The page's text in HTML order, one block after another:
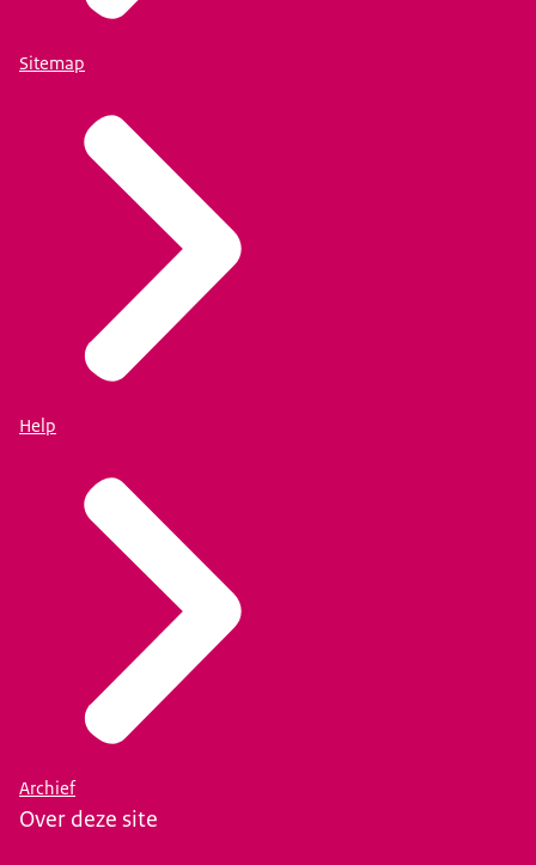
Sitemap
Help
Archief
Over deze site